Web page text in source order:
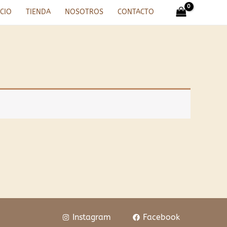
TIENDA NOSOTROS CONTACTO
Instagram Facebook